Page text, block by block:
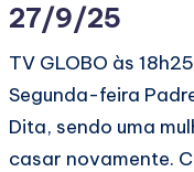
27/9/25
TV GLOBO às
Segunda-feira
Dita, sendo uma
casar novamente.